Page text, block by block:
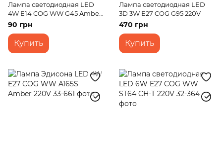
Лампа светодиодная LED
4W E14 COG WW G45 Amber
220V
90 грн
Купить
Лампа светодиодная LED
3D 3W E27 COG G95 220V
470 грн
Купить